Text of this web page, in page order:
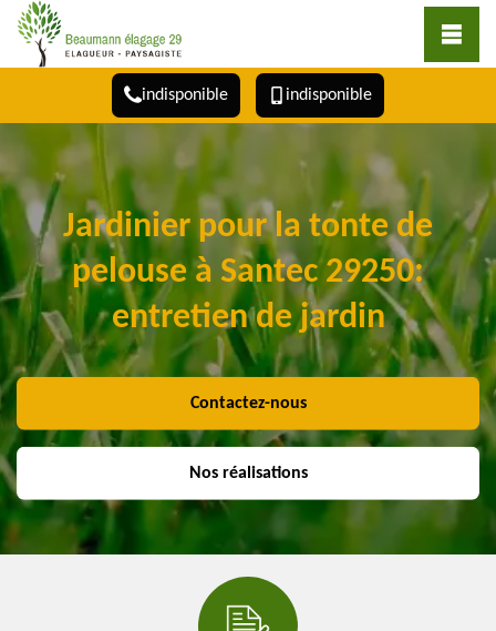
indisponible indisponible
Jardinier pour la tonte de
pelouse à Santec 29250:
entretien de jardin
Contactez-nous
Nos réalisations